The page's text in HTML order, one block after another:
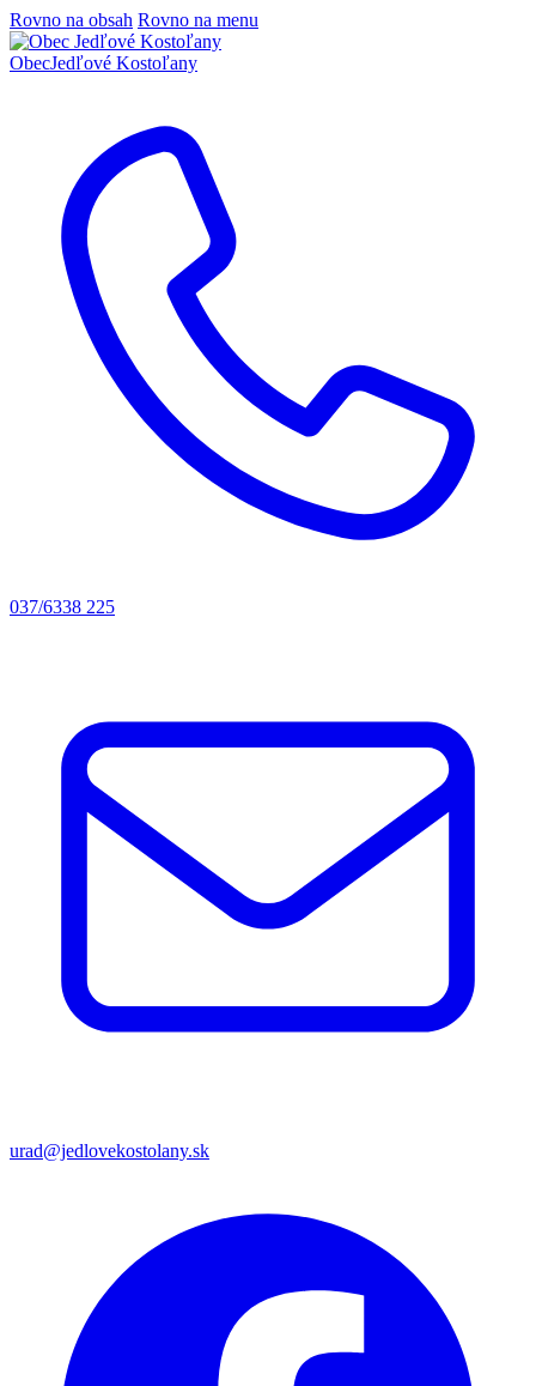
Rovno na obsah Rovno na menu
ObecJedľové Kostoľany
037/6338 225
urad@jedlovekostolany.sk